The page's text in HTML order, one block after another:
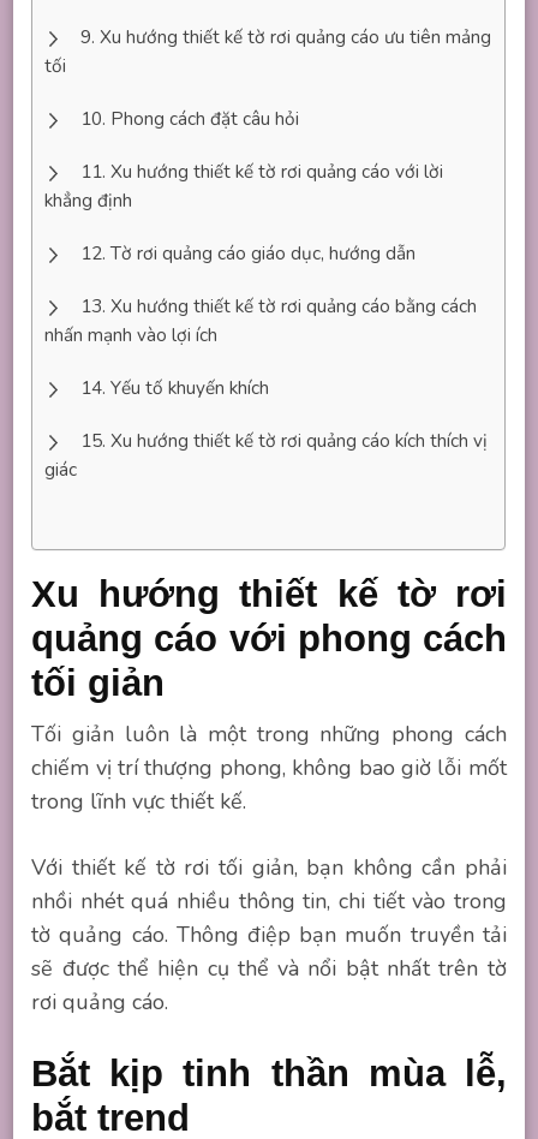
Xu hướng thiết kế tờ rơi quảng cáo ưu tiên mảng
tối
Phong cách đặt câu hỏi
Xu hướng thiết kế tờ rơi quảng cáo với lời
khẳng định
Tờ rơi quảng cáo giáo dục, hướng dẫn
Xu hướng thiết kế tờ rơi quảng cáo bằng cách
nhấn mạnh vào lợi ích
Yếu tố khuyến khích
Xu hướng thiết kế tờ rơi quảng cáo kích thích vị
giác
Xu hướng thiết kế tờ rơi
quảng cáo với phong cách
tối giản
Tối giản luôn là một trong những phong cách
chiếm vị trí thượng phong, không bao giờ lỗi mốt
trong lĩnh vực thiết kế.
Với thiết kế tờ rơi tối giản, bạn không cần phải
nhồi nhét quá nhiều thông tin, chi tiết vào trong
tờ quảng cáo. Thông điệp bạn muốn truyền tải
sẽ được thể hiện cụ thể và nổi bật nhất trên tờ
rơi quảng cáo.
Bắt kịp tinh thần mùa lễ,
bắt trend